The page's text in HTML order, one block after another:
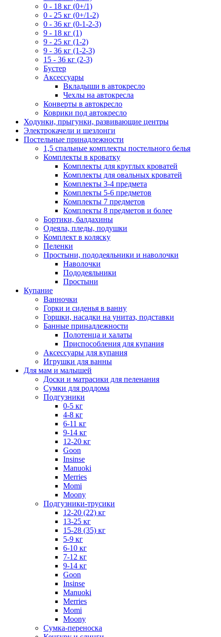
0 - 18 кг (0+/1)
0 - 25 кг (0+/1-2)
0 - 36 кг (0-1-2-3)
9 - 18 кг (1)
9 - 25 кг (1-2)
9 - 36 кг (1-2-3)
15 - 36 кг (2-3)
Бустер
Аксессуары
Вкладыши в автокресло
Чехлы на автокресла
Конверты в автокресло
Коврики под автокресло
Ходунки, прыгунки, развивающие центры
Электрокачели и шезлонги
Постельные принадлежности
1,5 спальные комплекты постельного белья
Комплекты в кроватку
Комплекты для круглых кроватей
Комплекты для овальных кроватей
Комплекты 3-4 предмета
Комплекты 5-6 предметов
Комплекты 7 предметов
Комплекты 8 предметов и более
Бортики, балдахины
Одеяла, пледы, подушки
Комплект в коляску
Пеленки
Простыни, пододеяльники и наволочки
Наволочки
Пододеяльники
Простыни
Купание
Ванночки
Горки и сиденья в ванну
Горшки, насадки на унитаз, подставки
Банные принадлежности
Полотенца и халаты
Приспособления для купания
Аксессуары для купания
Игрушки для ванны
Для мам и малышей
Доски и матрасики для пеленания
Сумки для роддома
Подгузники
0-5 кг
4-8 кг
6-11 кг
9-14 кг
12-20 кг
Goon
Insinse
Manuoki
Merries
Momi
Moony
Подгузники-трусики
12-20 (22) кг
13-25 кг
15-28 (35) кг
5-9 кг
6-10 кг
7-12 кг
9-14 кг
Goon
Insinse
Manuoki
Merries
Momi
Moony
Сумка-переноска